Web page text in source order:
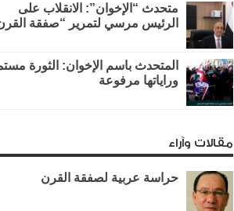
متحدث “الإخوان”: الانقلاب على
الرئيس مرسي لتمرير “صفقة
المتحدث باسم الإخوان: الثورة
وراياتها مرفوعة
مقالات وآراء
حراسة عربية لصفقة القرن